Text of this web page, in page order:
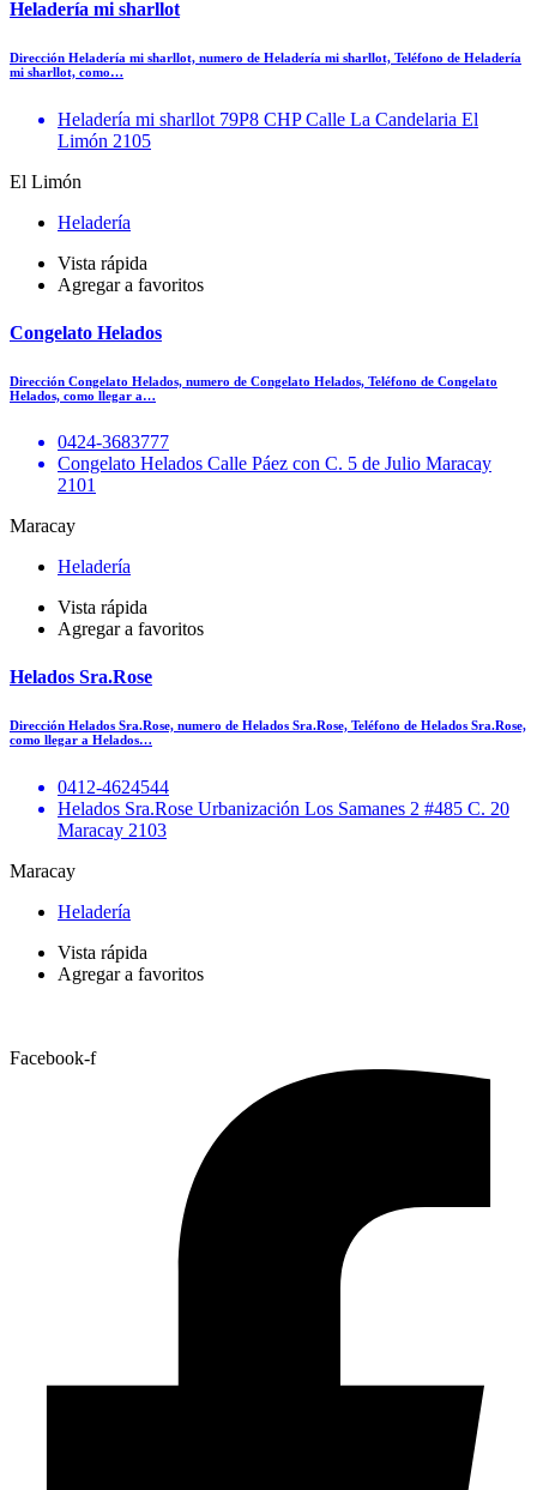
Heladería mi sharllot
Dirección Heladería mi sharllot, numero de Heladería mi sharllot, Teléfono de Heladería
mi sharllot, como…
Heladería mi sharllot 79P8 CHP Calle La Candelaria El
Limón 2105
El Limón
Heladería
Vista rápida
Agregar a favoritos
Congelato Helados
Dirección Congelato Helados, numero de Congelato Helados, Teléfono de Congelato
Helados, como llegar a…
0424-3683777
Congelato Helados Calle Páez con C. 5 de Julio Maracay
2101
Maracay
Heladería
Vista rápida
Agregar a favoritos
Helados Sra.Rose
Dirección Helados Sra.Rose, numero de Helados Sra.Rose, Teléfono de Helados Sra.Rose,
como llegar a Helados…
0412-4624544
Helados Sra.Rose Urbanización Los Samanes 2 #485 C. 20
Maracay 2103
Maracay
Heladería
Vista rápida
Agregar a favoritos
Facebook-f